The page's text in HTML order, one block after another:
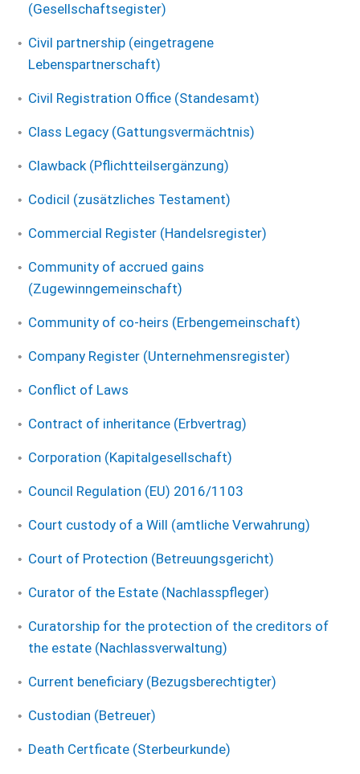
(Gesellschaftsegister)
Civil partnership (eingetragene
Lebenspartnerschaft)
Civil Registration Office (Standesamt)
Class Legacy (Gattungsvermächtnis)
Clawback (Pflichtteilsergänzung)
Codicil (zusätzliches Testament)
Commercial Register (Handelsregister)
Community of accrued gains
(Zugewinngemeinschaft)
Community of co-heirs (Erbengemeinschaft)
Company Register (Unternehmensregister)
Conflict of Laws
Contract of inheritance (Erbvertrag)
Corporation (Kapitalgesellschaft)
Council Regulation (EU) 2016/1103
Court custody of a Will (amtliche Verwahrung)
Court of Protection (Betreuungsgericht)
Curator of the Estate (Nachlasspfleger)
Curatorship for the protection of the creditors of
the estate (Nachlassverwaltung)
Current beneficiary (Bezugsberechtigter)
Custodian (Betreuer)
Death Certficate (Sterbeurkunde)